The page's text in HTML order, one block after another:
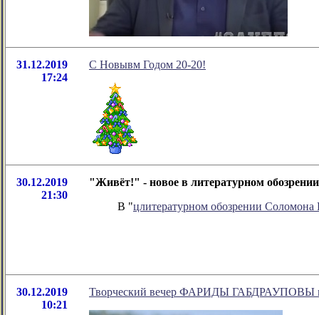
31.12.2019
17:24
C Новывм Годом 20-20!
30.12.2019
21:30
"Живёт!" - новое в литературном
В "цлитературном обозрении
30.12.2019
10:21
Творческий вечер ФАРИДЫ ГАБДРАУПОВЫ в